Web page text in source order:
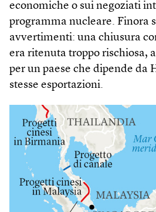
economiche o sui negoziati
programma nucleare. Finora
avvertimenti: una chiusura
era ritenuta troppo rischiosa,
per un paese che dipende da
stesse esportazioni.